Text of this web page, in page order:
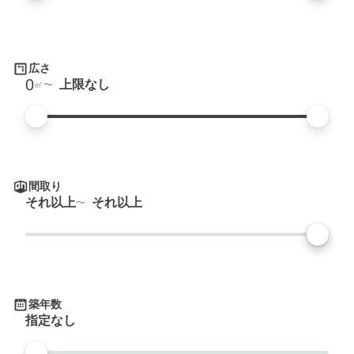
広さ
0㎡ 上限なし
間取り
それ以上 それ以上
築年数
指定なし